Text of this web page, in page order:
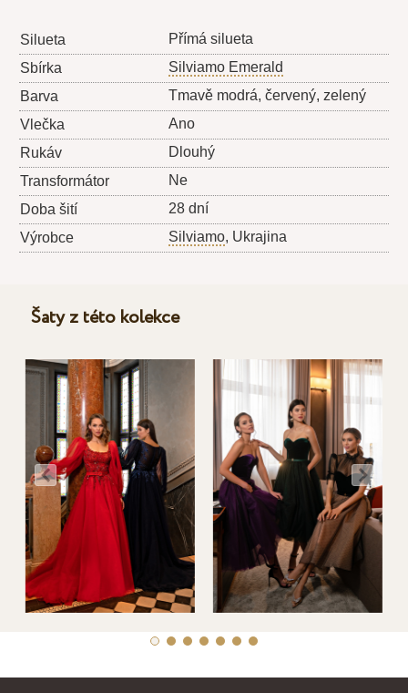
Silueta
Přímá silueta
Sbírka
Silviamo Emerald
Barva
Tmavě modrá, červený, zelený
Vlečka
Ano
Rukáv
Dlouhý
Transformátor
Ne
Doba šití
28 dní
Výrobce
Silviamo, Ukrajina
Šaty z této kolekce